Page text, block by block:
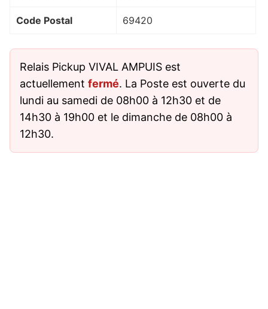
Code Postal 69420
Relais Pickup VIVAL AMPUIS est
actuellement fermé. La Poste est ouverte du
lundi au samedi de 08h00 à 12h30 et de
14h30 à 19h00 et le dimanche de 08h00 à
12h30.